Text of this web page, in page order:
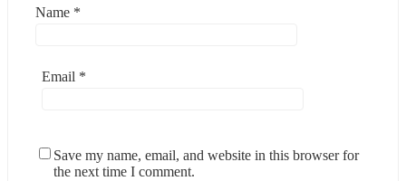
Name *
Email *
Save my name, email, and website in this browser for
the next time I comment.